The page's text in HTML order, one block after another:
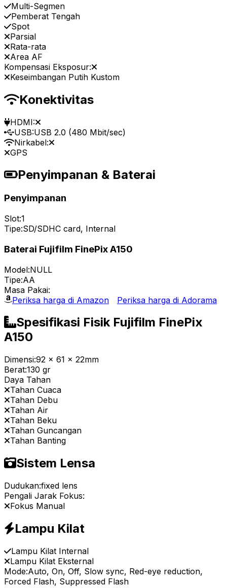
Multi-Segmen
Pemberat Tengah
Spot
Parsial
Rata-rata
Area AF
Kompensasi Eksposur:
Keseimbangan Putih Kustom
Konektivitas
HDMI:
USB:USB 2.0 (480 Mbit/sec)
Nirkabel:
GPS
Penyimpanan & Baterai
Penyimpanan
Slot:1
Tipe:SD/SDHC card, Internal
Baterai Fujifilm FinePix A150
Model:NULL
Tipe:AA
Masa Pakai:
Periksa harga di Amazon
Periksa harga di Adorama
Spesifikasi Fisik Fujifilm FinePix
A150
Dimensi:92 x 61 x 22mm
Berat:130 gr
Daya Tahan
Tahan Cuaca
Tahan Debu
Tahan Air
Tahan Beku
Tahan Guncangan
Tahan Banting
Sistem Lensa
Dudukan:fixed lens
Pengali Jarak Fokus:
Fokus Manual
Lampu Kilat
Lampu Kilat Internal
Lampu Kilat Eksternal
Mode:Auto, On, Off, Slow sync, Red-eye reduction,
Forced Flash, Suppressed Flash